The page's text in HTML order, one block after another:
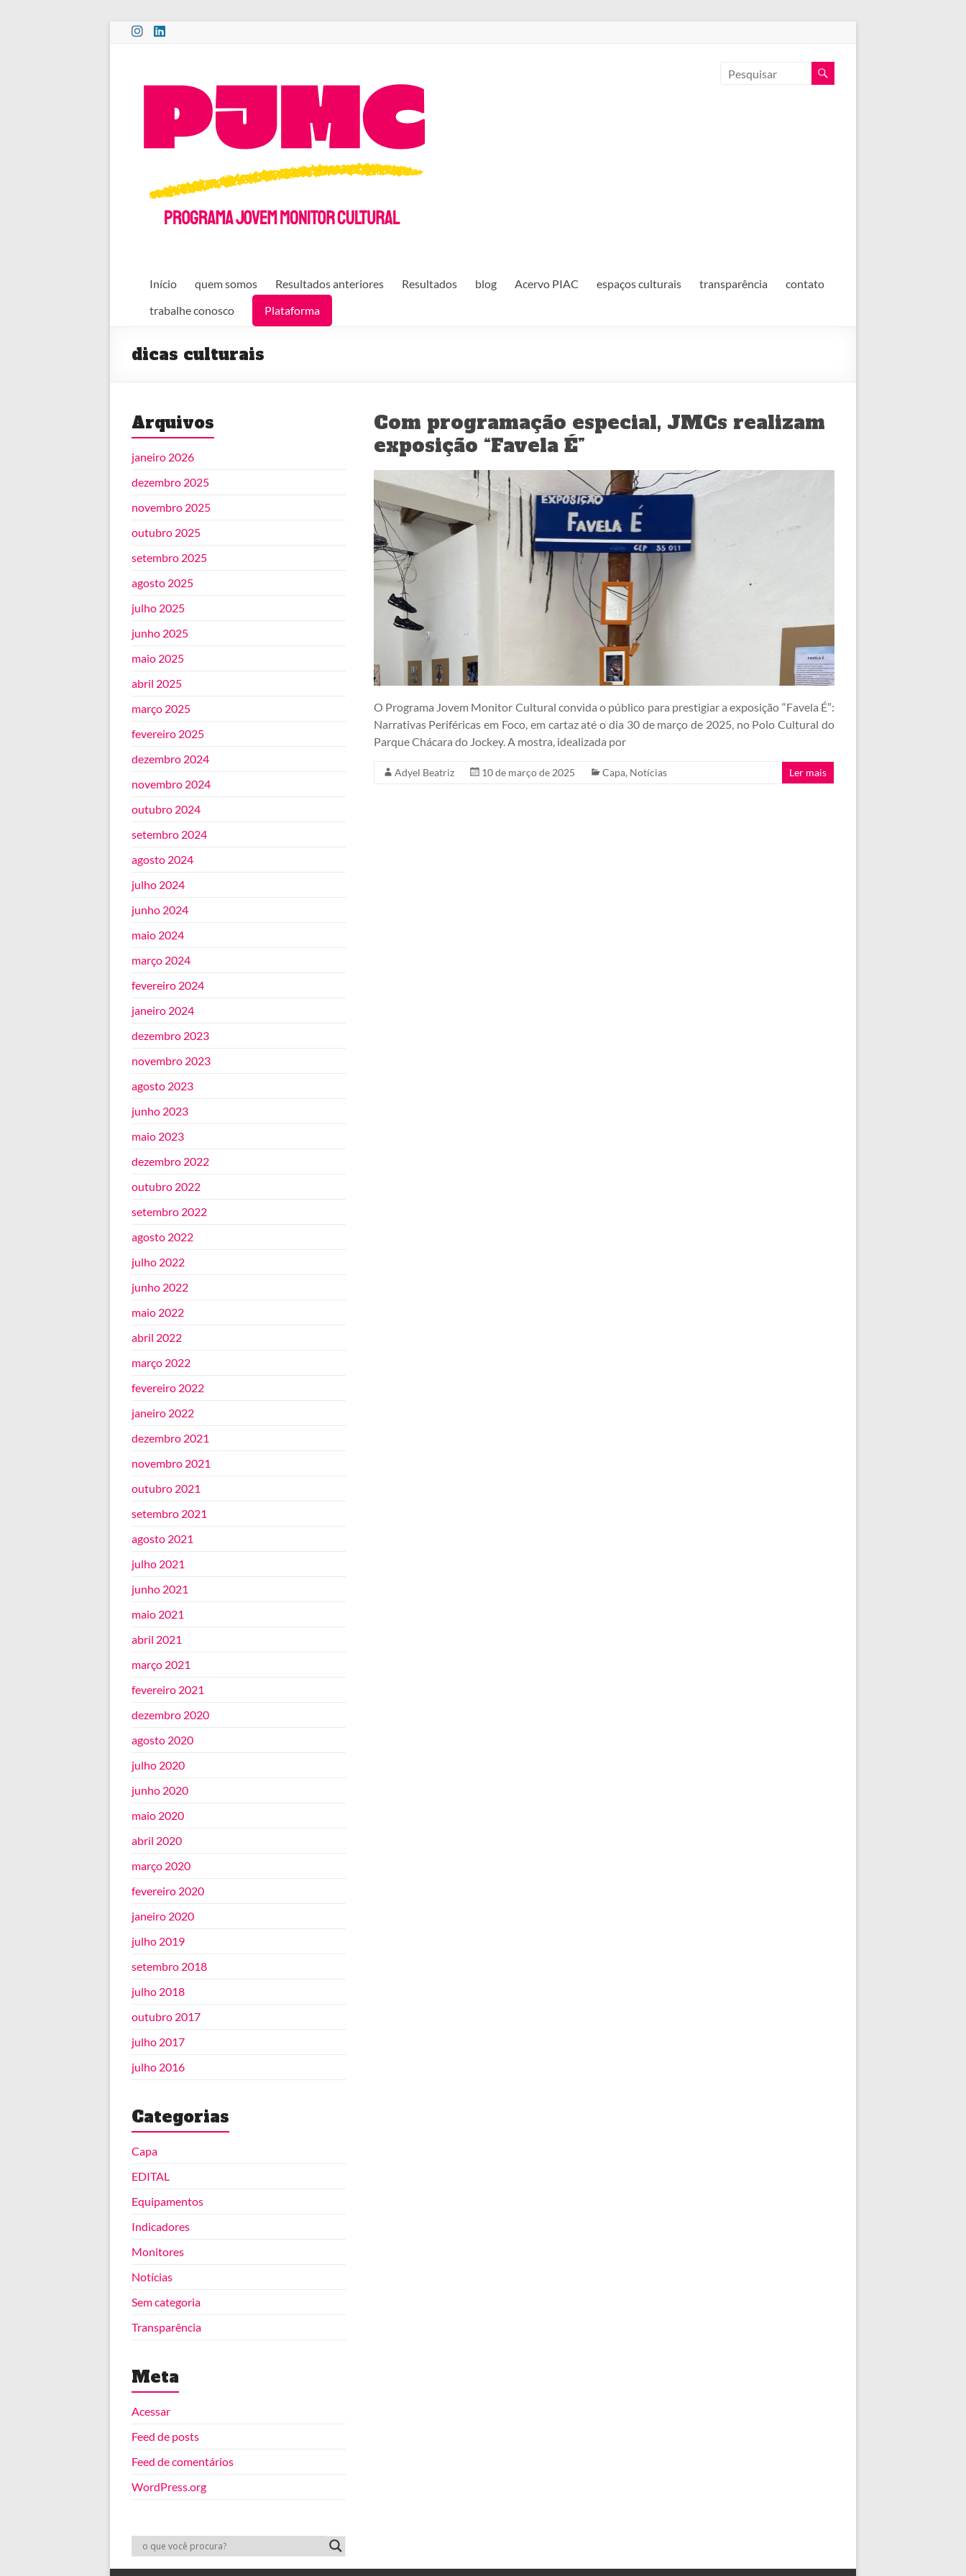
Pular
JOVEM
MONITOR
CULTURAL
Início quem somos Resultados anteriores Resultados blog Acervo PIAC espaços culturais transparência
contato
trabalhe conosco
Plataforma
dicas culturais
Com programação especial, JMCs realizam
exposição “Favela É”
O Programa Jovem Monitor Cultural convida o público para prestigiar a exposição “Favela É”:
Narrativas Periféricas em Foco, em cartaz até o dia 30 de março de 2025, no Polo Cultural do
Parque Chácara do Jockey. A mostra, idealizada por
Adyel Beatriz 10 de março de 2025 Capa, Notícias Ler mais
Arquivos
janeiro 2026
dezembro 2025
novembro 2025
outubro 2025
setembro 2025
agosto 2025
julho 2025
junho 2025
maio 2025
abril 2025
março 2025
fevereiro 2025
dezembro 2024
novembro 2024
outubro 2024
setembro 2024
agosto 2024
julho 2024
junho 2024
maio 2024
março 2024
fevereiro 2024
janeiro 2024
dezembro 2023
novembro 2023
agosto 2023
junho 2023
maio 2023
dezembro 2022
outubro 2022
setembro 2022
agosto 2022
julho 2022
junho 2022
maio 2022
abril 2022
março 2022
fevereiro 2022
janeiro 2022
dezembro 2021
novembro 2021
outubro 2021
setembro 2021
agosto 2021
julho 2021
junho 2021
maio 2021
abril 2021
março 2021
fevereiro 2021
dezembro 2020
agosto 2020
julho 2020
junho 2020
maio 2020
abril 2020
março 2020
fevereiro 2020
janeiro 2020
julho 2019
setembro 2018
julho 2018
outubro 2017
julho 2017
julho 2016
Categorias
Capa
EDITAL
Equipamentos
Indicadores
Monitores
Notícias
Sem categoria
Transparência
Meta
Acessar
Feed de posts
Feed de comentários
WordPress.org